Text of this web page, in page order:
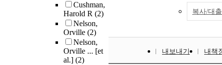
Cushman,
Harold R (2)
Nelson,
Orville (2)
Nelson,
Orville ... [et
al.] (2)
복사/대
내보내기 내책